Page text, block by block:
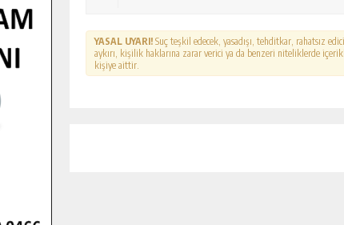
YASAL UYARI! Suç teşkil edecek, yasadışı, tehditkar, rahatsız
aykırı, kişilik haklarına zarar verici ya da benzeri niteliklerde
kişiye aittir.